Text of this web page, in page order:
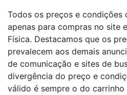
Todos os preços e condições
apenas para compras no site
Física. Destacamos que os
prevalecem aos demais
de comunicação e sites de
divergência do preço e
válido é sempre o do carrinho